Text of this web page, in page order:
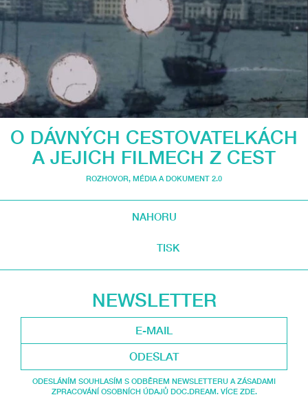
O DÁVNÝCH CESTOVATELKÁCH
A JEJICH FILMECH Z CEST
ROZHOVOR, MÉDIA A DOKUMENT 2.0
NAHORU
TISK
NEWSLETTER
ODESLAT
ODESLÁNÍM SOUHLASÍM S ODBĚREM NEWSLETTERU A ZÁSADAMI
ZPRACOVÁNÍ OSOBNÍCH ÚDAJŮ DOC.DREAM. VÍCE ZDE.